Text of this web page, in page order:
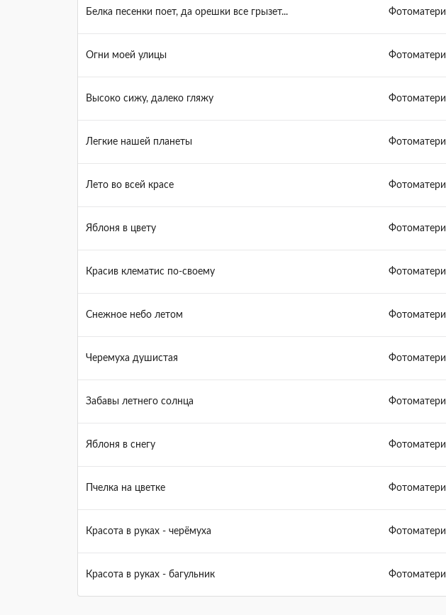
Белка песенки поет, да орешки все грызет...
Огни моей улицы
Высоко сижу, далеко гляжу
Легкие нашей планеты
Лето во всей красе
Яблоня в цвету
Красив клематис по-своему
Снежное небо летом
Черемуха душистая
Забавы летнего солнца
Яблоня в снегу
Пчелка на цветке
Красота в руках - черёмуха
Красота в руках - багульник